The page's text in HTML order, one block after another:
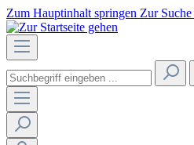
Zum Hauptinhalt springen Zur